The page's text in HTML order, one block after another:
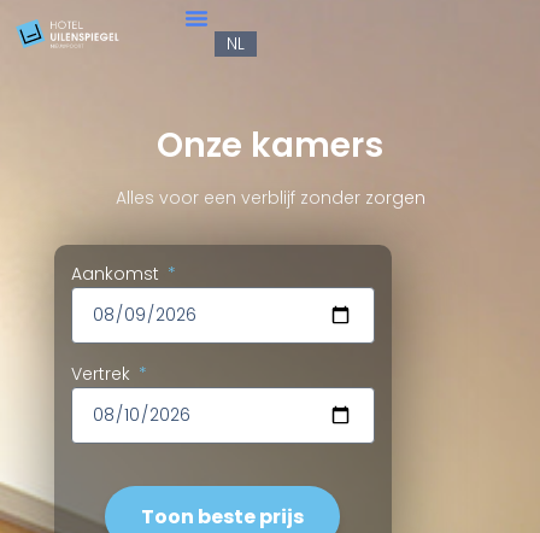
NL
DE
Onze kamers
Alles voor een verblijf zonder zorgen
Aankomst
Vertrek
Toon beste prijs